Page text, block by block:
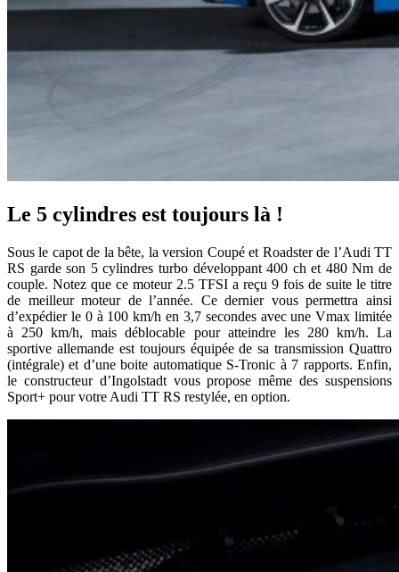
Le 5 cylindres est toujours là !
Sous le capot de la bête, la version Coupé et Roadster de l’Audi TT
RS garde son 5 cylindres turbo développant 400 ch et 480 Nm de
couple. Notez que ce moteur 2.5 TFSI a reçu 9 fois de suite le titre
de meilleur moteur de l’année. Ce dernier vous permettra ainsi
d’expédier le 0 à 100 km/h en 3,7 secondes avec une Vmax limitée
à 250 km/h, mais déblocable pour atteindre les 280 km/h. La
sportive allemande est toujours équipée de sa transmission Quattro
(intégrale) et d’une boite automatique S-Tronic à 7 rapports. Enfin,
le constructeur d’Ingolstadt vous propose même des suspensions
Sport+ pour votre Audi TT RS restylée, en option.